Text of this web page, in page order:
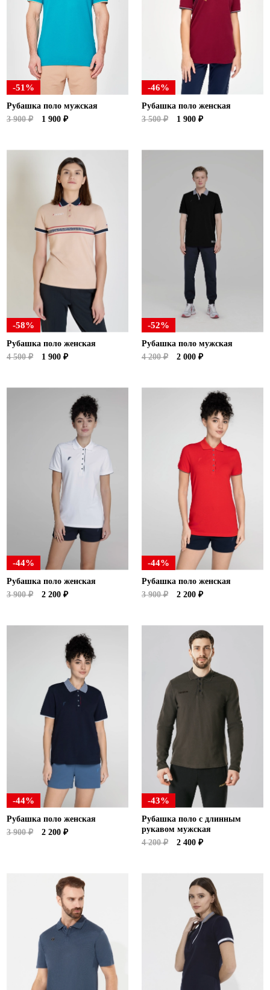
Новосибирская область (3)
Омская область (5)
Республика Башкортостан (3)
Республика Крым (1)
Республика Татарстан (2)
Ростовская область (2)
Самарская область (1)
Свердловская область (5)
Северная Осетия (2)
Смоленская область (1)
Ставропольский край (5)
Томская область (1)
Тульская область (1)
Тюменская область (3)
Хакасия (1)
Ханты-Мансийский автономный округ (3)
Челябинская область (2)
Ямало-Ненецкий автономный округ (1)
Ярославская область (1)
-51%
Рубашка поло мужская
3 900 ₽
1 900 ₽
-46%
Рубашка поло женская
3 500 ₽
1 900 ₽
-58%
Рубашка поло женская
4 500 ₽
1 900 ₽
-52%
Рубашка поло мужская
4 200 ₽
2 000 ₽
-44%
Рубашка поло женская
3 900 ₽
2 200 ₽
-44%
Рубашка поло женская
3 900 ₽
2 200 ₽
-44%
Рубашка поло женская
3 900 ₽
2 200 ₽
-43%
Рубашка поло с длинным
рукавом мужская
4 200 ₽
2 400 ₽